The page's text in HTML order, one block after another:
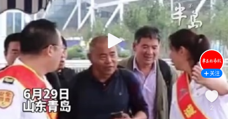
关注
2